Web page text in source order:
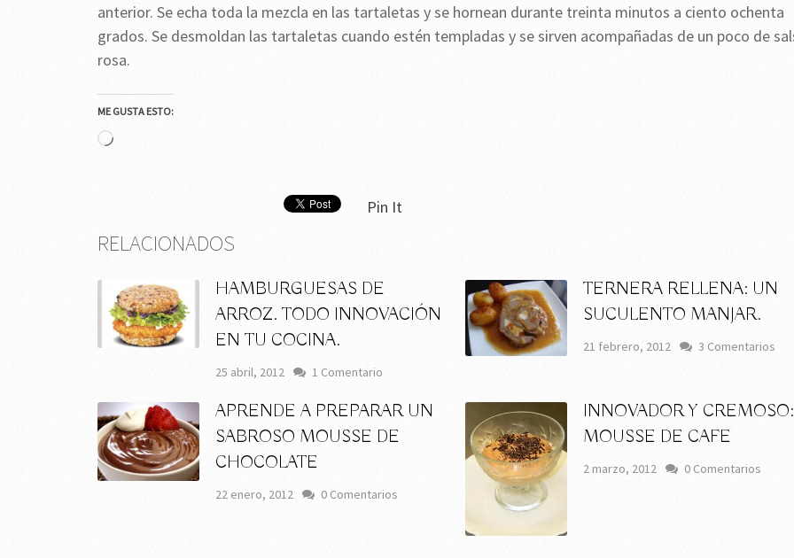
anterior. Se echa toda la mezcla en las tartaletas y se hornean durante treinta minutos a ciento ochenta
grados. Se desmoldan las tartaletas cuando estén templadas y se sirven acompañadas de un poco de
rosa.
ME GUSTA ESTO:
Cargando...
Pin It
RELACIONADOS
HAMBURGUESAS DE
ARROZ. TODO INNOVACIÓN
EN TU COCINA.
25 abril, 2012 1 Comentario
TERNERA RELLENA: UN
SUCULENTO MANJAR.
21 febrero, 2012 3 Comentarios
APRENDE A PREPARAR UN
SABROSO MOUSSE DE
CHOCOLATE
22 enero, 2012 0 Comentarios
INNOVADOR Y CREMOSO:
MOUSSE DE CAFE
2 marzo, 2012 0 Comentarios